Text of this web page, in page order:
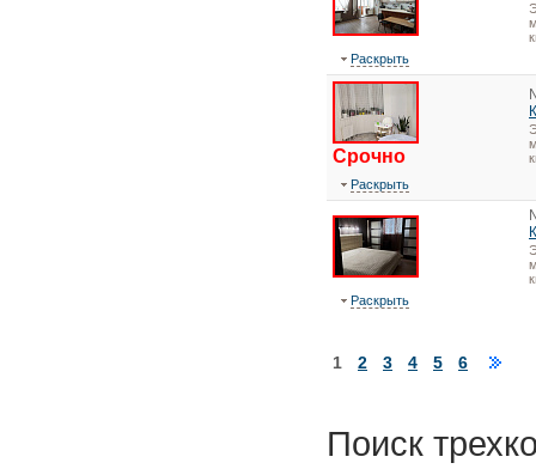
Раскрыть
Срочно
Раскрыть
Раскрыть
1 2 3 4 5 6
Поиск